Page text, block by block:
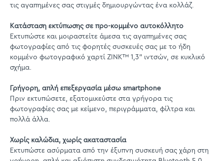
τις αγαπημένες σας στιγμές δημιουργώντας ένα κολλάζ.
Κατάσταση εκτύπωσης σε προ-κομμένο αυτοκόλλητο
Εκτυπώστε και μοιραστείτε άμεσα τις αγαπημένες σας
φωτογραφίες από τις φορητές συσκευές σας με το ήδη
κομμένο φωτογραφικό χαρτί ZINK™ 1,3" ιντσών, σε κυκλικό
σχήμα.
Γρήγορη, απλή επεξεργασία μέσω smartphone
Πριν εκτυπώσετε, εξατομικεύστε στα γρήγορα τις
φωτογραφίες σας με κείμενο, περιγράμματα, φίλτρα και
πολλά άλλα.
Χωρίς καλώδια, χωρίς ακαταστασία
Εκτυπώστε ασύρματα από την έξυπνη συσκευή σας χάρη στη